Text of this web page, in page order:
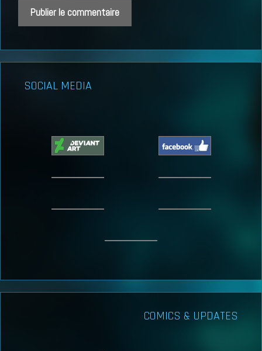
SOCIAL MEDIA
COMICS & UPDATES